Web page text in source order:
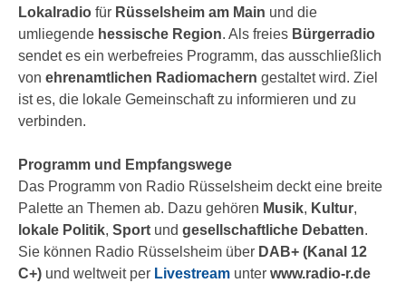
Lokalradio für Rüsselsheim am Main und die
umliegende hessische Region. Als freies Bürgerradio
sendet es ein werbefreies Programm, das ausschließlich
von ehrenamtlichen Radiomachern gestaltet wird. Ziel
ist es, die lokale Gemeinschaft zu informieren und zu
verbinden.
Programm und Empfangswege
Das Programm von Radio Rüsselsheim deckt eine breite
Palette an Themen ab. Dazu gehören Musik, Kultur,
lokale Politik, Sport und gesellschaftliche Debatten.
Sie können Radio Rüsselsheim über DAB+ (Kanal 12
C+) und weltweit per Livestream unter www.radio-r.de